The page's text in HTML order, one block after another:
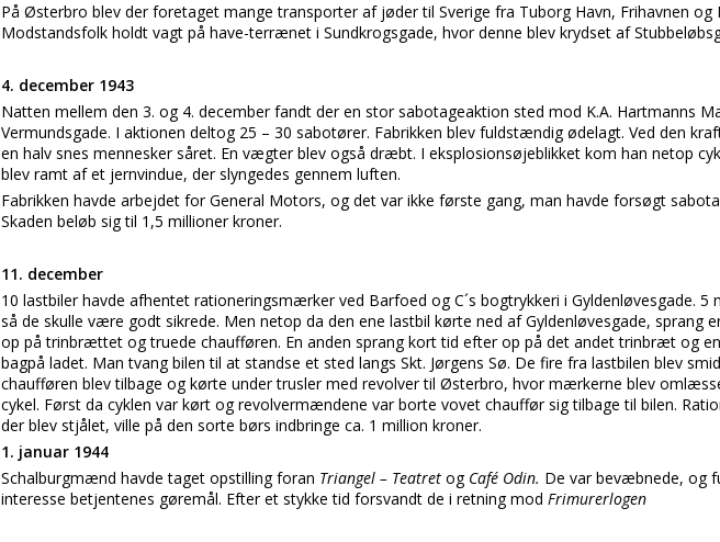
På Østerbro blev der foretaget mange transporter af jøder til Sverige fra Tuborg Havn, Frihavnen og
Modstandsfolk holdt vagt på have-terrænet i Sundkrogsgade, hvor denne blev krydset af
4. december 1943
Natten mellem den 3. og 4. december fandt der en stor sabotageaktion sted mod K.A. Hartmanns
Vermundsgade. I aktionen deltog 25 – 30 sabotører. Fabrikken blev fuldstændig ødelagt. Ved den
en halv snes mennesker såret. En vægter blev også dræbt. I eksplosionsøjeblikket kom han netop
blev ramt af et jernvindue, der slyngedes gennem luften.
Fabrikken havde arbejdet for General Motors, og det var ikke første gang, man havde forsøgt
Skaden beløb sig til 1,5 millioner kroner.
11. december
10 lastbiler havde afhentet rationeringsmærker ved Barfoed og C´s bogtrykkeri i Gyldenløvesgade. 5
så de skulle være godt sikrede. Men netop da den ene lastbil kørte ned af Gyldenløvesgade, sprang
op på trinbrættet og truede chaufføren. En anden sprang kort tid efter op på det andet trinbræt og
bagpå ladet. Man tvang bilen til at standse et sted langs Skt. Jørgens Sø. De fire fra lastbilen blev
chaufføren blev tilbage og kørte under trusler med revolver til Østerbro, hvor mærkerne blev
cykel. Først da cyklen var kørt og revolvermændene var borte vovet chauffør sig tilbage til bilen.
der blev stjålet, ville på den sorte børs indbringe ca. 1 million kroner.
1. januar 1944
Schalburgmænd havde taget opstilling foran Triangel – Teatret og Café Odin. De var bevæbnede, og
interesse betjentenes gøremål. Efter et stykke tid forsvandt de i retning mod Frimurerlogen